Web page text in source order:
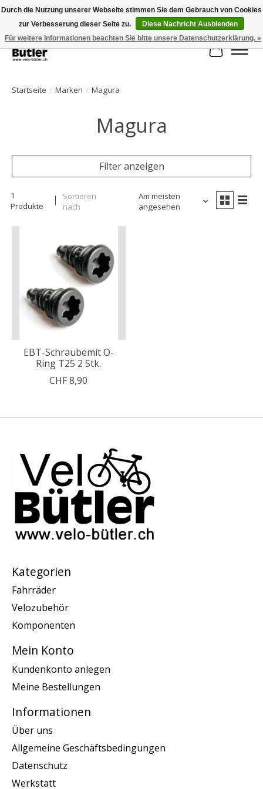
Große Auswahl an Produkten und schneller Versand!
Ihr
Startseite / Marken / Magura
Magura
Filter anzeigen
1
Produkte
Sortieren
nach
Am meisten
angesehen
EBT-Schraubemit O-
Ring T25 2 Stk.
CHF 8,90
Kategorien
Fahrräder
Velozubehör
Komponenten
Mein Konto
Kundenkonto anlegen
Meine Bestellungen
Informationen
Über uns
Allgemeine Geschäftsbedingungen
Datenschutz
Werkstatt
Durch die Nutzung unserer Webseite stimmen Sie dem Gebrauch von Cookies
zur Verbesserung dieser Seite zu.
Diese Nachricht Ausblenden
Für weitere Informationen beachten Sie bitte unsere Datenschutzerklärung. »